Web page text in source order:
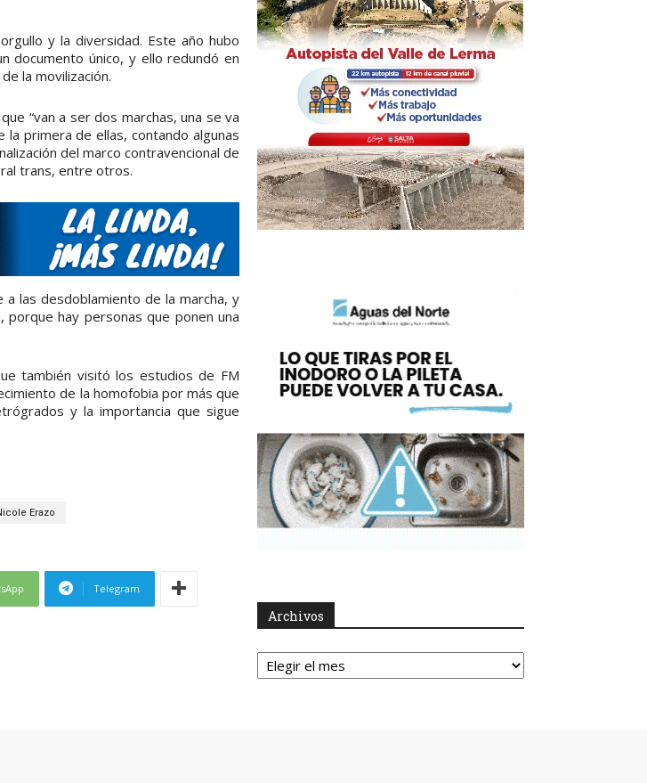
y la diversidad. Este año hubo
documento único, y ello redundó en
la movilización.
“van a ser dos marchas, una se va
primera de ellas, contando algunas
del marco contravencional de
trans, entre otros.
a las desdoblamiento de la marcha, y
hay personas que ponen una
también visitó los estudios de FM
de la homofobia por más que
y la importancia que sigue
Erazo
Telegram
Archivos
Archivos